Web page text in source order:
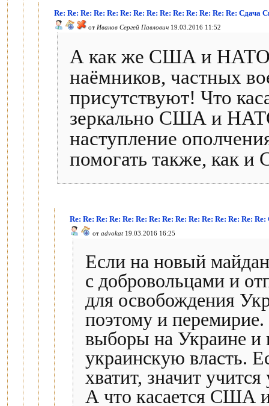
Re: Re: Re: Re: Re: Re: Re: Re: Re: Re: Re: Re: Re: Re:
от Иванов Сергей Павлович 19.03.2016 11:52
А как же США и
наёмников, частных
присутствуют! Что
зеркально США и
наступление
помогать также, как
Re: Re: Re: Re: Re: Re: Re: Re: Re: Re: Re: Re: Re: Re:
от advokat19.03.2016 16:25
Если на новый
с добровольцами и
для освобождения
поэтому и
выборы на Украине и
украинскую власть.
хватит, значит
А что касается США